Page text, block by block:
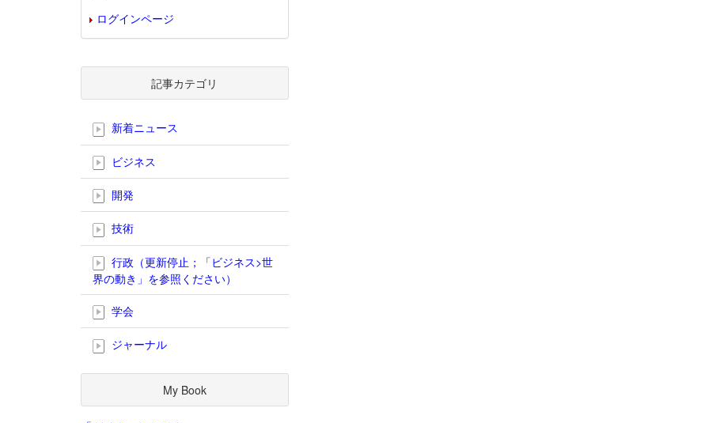
ログインページ
記事カテゴリ
新着ニュース
ビジネス
開発
技術
行政（更新停止；「ビジネス>世
界の動き」を参照ください）
学会
ジャーナル
My Book